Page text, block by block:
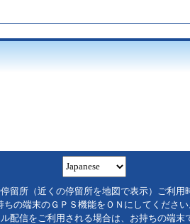
留所（近くの停留所を地図で表示）ご利用
の端末のＧＰＳ機能をＯＮにしてください
配信をご利用される場合は、お持ちの端末